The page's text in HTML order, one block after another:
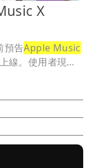
X
預告Apple Music
線。使用者現在
用
輯與歌手，甚至
音樂整理與探索